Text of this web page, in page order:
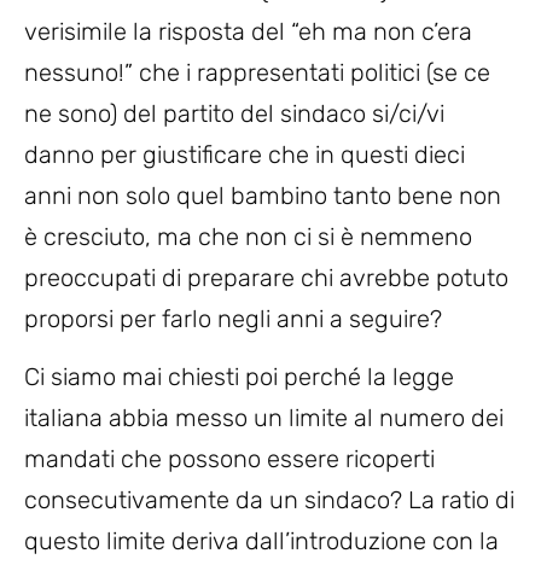
verisimile la risposta del “eh ma non c’era
nessuno!” che i rappresentati politici (se ce
ne sono) del partito del sindaco si/ci/vi
danno per giustificare che in questi dieci
anni non solo quel bambino tanto bene non
è cresciuto, ma che non ci si è nemmeno
preoccupati di preparare chi avrebbe potuto
proporsi per farlo negli anni a seguire?
Ci siamo mai chiesti poi perché la legge
italiana abbia messo un limite al numero dei
mandati che possono essere ricoperti
consecutivamente da un sindaco? La ratio di
questo limite deriva dall’introduzione con la